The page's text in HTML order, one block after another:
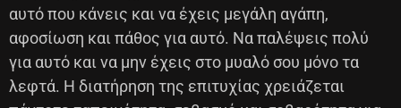
αυτό που κάνεις και να έχεις μεγάλη αγάπη,
αφοσίωση και πάθος για αυτό. Να παλέψεις πολύ
για αυτό και να μην έχεις στο μυαλό σου μόνο τα
λεφτά. Η διατήρηση της επιτυχίας χρειάζεται